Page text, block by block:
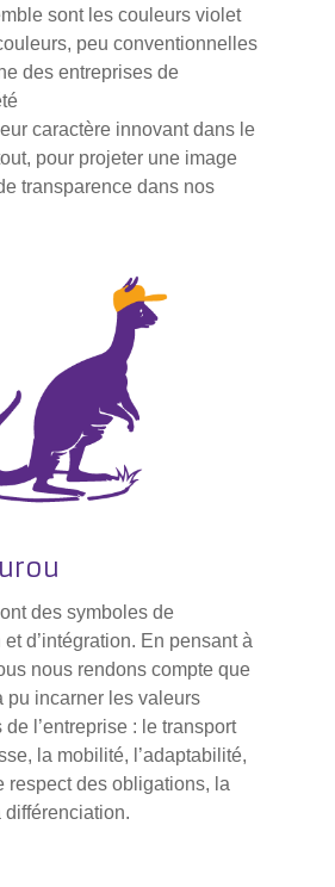
sont les couleurs violet
peu conventionnelles
des entreprises de
caractère innovant dans le
pour projeter une image
transparence dans nos
des symboles de
d’intégration. En pensant à
nous rendons compte que
pu incarner les valeurs
l’entreprise : le transport
la mobilité, l’adaptabilité,
respect des obligations, la
différenciation.